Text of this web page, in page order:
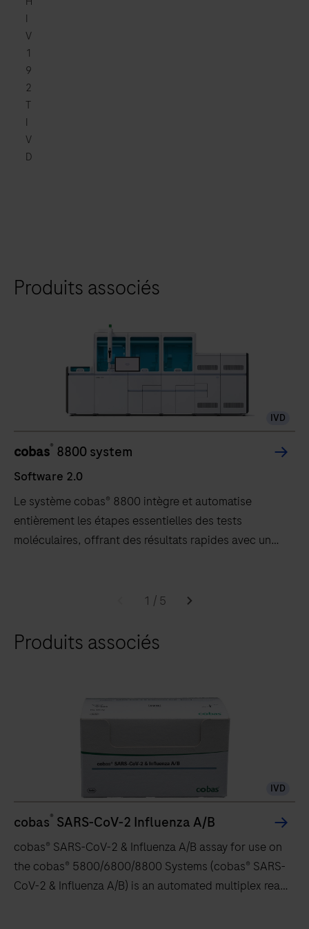
I
V
1
9
2
T
I
V
D
Produits associés
IVD
cobas® 8800 system
Software 2.0
Le système cobas® 8800 intègre et automatise
entièrement les étapes essentielles des tests
moléculaires, offrant des résultats rapides avec un
8800
offrant
des
résultats
1 / 5
Produits associés
IVD
cobas® SARS-CoV-2 Influenza A/B
cobas® SARS-CoV-2 & Influenza A/B assay for use on
the cobas® 5800/6800/8800 Systems (cobas® SARS-
CoV-2 & Influenza A/B) is an automated multiplex real-